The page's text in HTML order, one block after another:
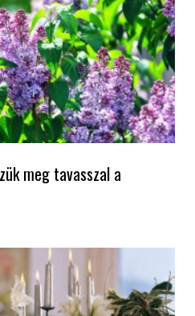
meg tavasszal a